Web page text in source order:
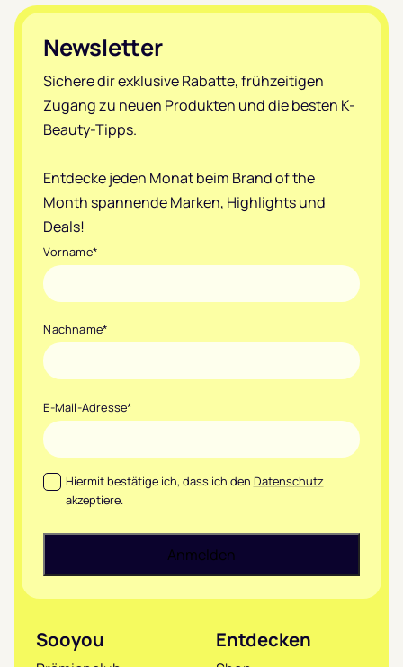
Footer
Newsletter
Sichere dir exklusive Rabatte, frühzeitigen
Zugang zu neuen Produkten und die besten K-
Beauty-Tipps.
Entdecke jeden Monat beim Brand of the
Month spannende Marken, Highlights und
Deals!
Vorname*
Nachname*
E-Mail-Adresse*
Datenschutz*
Hiermit bestätige ich, dass ich den Datenschutz
akzeptiere.
Sooyou Entdecken